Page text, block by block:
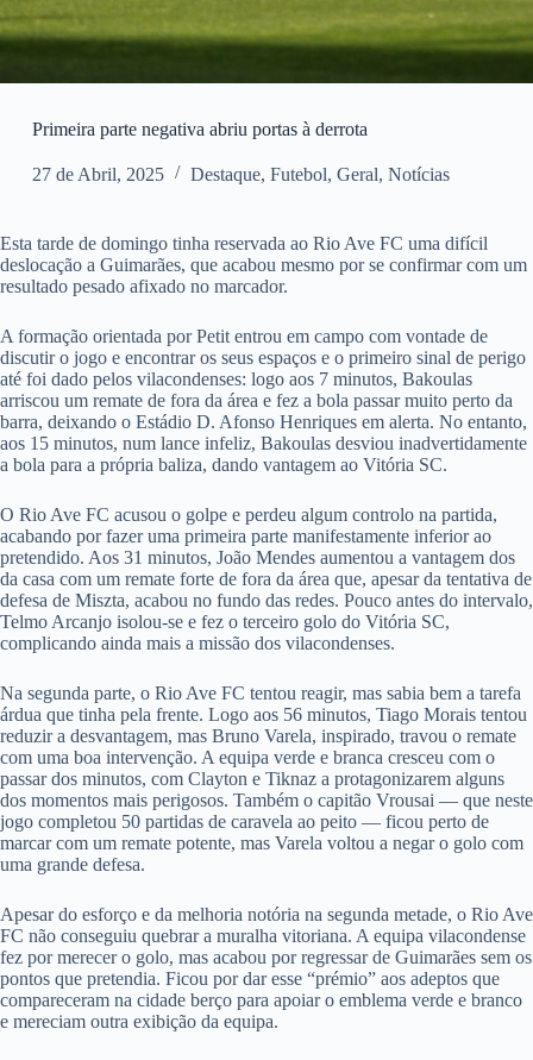
Primeira parte negativa abriu portas à derrota
27 de Abril, 2025 Destaque, Futebol, Geral, Notícias
Esta tarde de domingo tinha reservada ao Rio Ave FC uma difícil
deslocação a Guimarães, que acabou mesmo por se confirmar com um
resultado pesado afixado no marcador.
A formação orientada por Petit entrou em campo com vontade de
discutir o jogo e encontrar os seus espaços e o primeiro sinal de perigo
até foi dado pelos vilacondenses: logo aos 7 minutos, Bakoulas
arriscou um remate de fora da área e fez a bola passar muito perto da
barra, deixando o Estádio D. Afonso Henriques em alerta. No entanto,
aos 15 minutos, num lance infeliz, Bakoulas desviou inadvertidamente
a bola para a própria baliza, dando vantagem ao Vitória SC.
O Rio Ave FC acusou o golpe e perdeu algum controlo na partida,
acabando por fazer uma primeira parte manifestamente inferior ao
pretendido. Aos 31 minutos, João Mendes aumentou a vantagem dos
da casa com um remate forte de fora da área que, apesar da tentativa de
defesa de Miszta, acabou no fundo das redes. Pouco antes do intervalo,
Telmo Arcanjo isolou-se e fez o terceiro golo do Vitória SC,
complicando ainda mais a missão dos vilacondenses.
Na segunda parte, o Rio Ave FC tentou reagir, mas sabia bem a tarefa
árdua que tinha pela frente. Logo aos 56 minutos, Tiago Morais tentou
reduzir a desvantagem, mas Bruno Varela, inspirado, travou o remate
com uma boa intervenção. A equipa verde e branca cresceu com o
passar dos minutos, com Clayton e Tiknaz a protagonizarem alguns
dos momentos mais perigosos. Também o capitão Vrousai — que neste
jogo completou 50 partidas de caravela ao peito — ficou perto de
marcar com um remate potente, mas Varela voltou a negar o golo com
uma grande defesa.
Apesar do esforço e da melhoria notória na segunda metade, o Rio Ave
FC não conseguiu quebrar a muralha vitoriana. A equipa vilacondense
fez por merecer o golo, mas acabou por regressar de Guimarães sem os
pontos que pretendia. Ficou por dar esse “prémio” aos adeptos que
compareceram na cidade berço para apoiar o emblema verde e branco
e mereciam outra exibição da equipa.